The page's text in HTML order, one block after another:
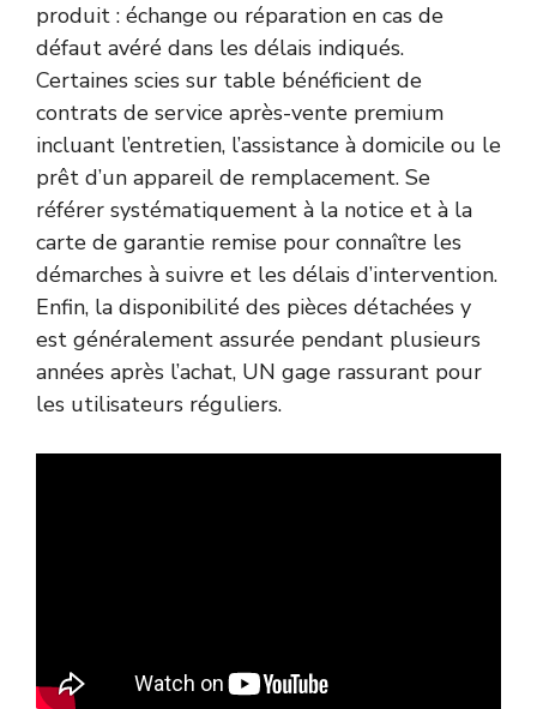
produit : échange ou réparation en cas de
défaut avéré dans les délais indiqués.
Certaines scies sur table bénéficient de
contrats de service après-vente premium
incluant l’entretien, l’assistance à domicile ou le
prêt d’un appareil de remplacement. Se
référer systématiquement à la notice et à la
carte de garantie remise pour connaître les
démarches à suivre et les délais d’intervention.
Enfin, la disponibilité des pièces détachées y
est généralement assurée pendant plusieurs
années après l’achat, UN gage rassurant pour
les utilisateurs réguliers.